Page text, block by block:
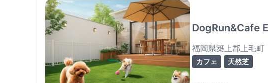
DogRun&Cafe
福岡県築上郡上毛町
カフェ 天然芝